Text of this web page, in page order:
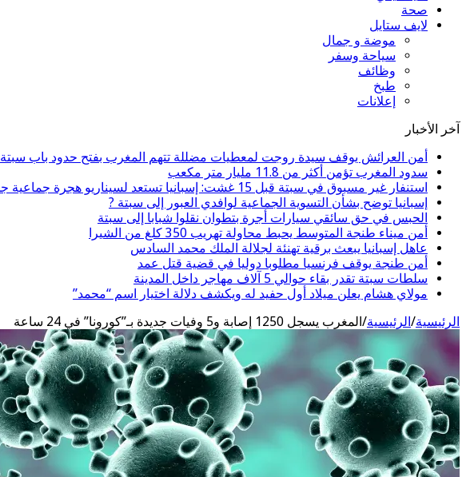
صحة
لايف ستايل
موضة و جمال
سياحة وسفر
وظائف
طبخ
إعلانات
آخر الأخبار
أمن العرائش يوقف سيدة روجت لمعطيات مضللة تتهم المغرب بفتح حدود باب سبتة
سدود المغرب تؤمن أكثر من 11.8 مليار متر مكعب
استنفار غير مسبوق في سبتة قبل 15 غشت: إسبانيا تستعد لسيناريو هجرة جماعية جديد
إسبانيا توضح بشأن التسوية الجماعية لوافدي العبور إلى سبتة ?
الحبس في حق سائقي سيارات أجرة بتطوان نقلوا شبابا إلى سبتة
أمن ميناء طنجة المتوسط يحبط محاولة تهريب 350 كلغ من الشيرا
عاهل إسبانيا يبعث برقية تهنئة لجلالة الملك محمد السادس
أمن طنجة يوقف فرنسيا مطلوبا دوليا في قضية قتل عمد
سلطات سبتة تقدر بقاء حوالي 5 آلاف مهاجر داخل المدينة
مولاي هشام يعلن ميلاد أول حفيد له ويكشف دلالة اختيار اسم “محمد”
الرئيسية/الرئيسية/المغرب يسجل 1250 إصابة و5 وفيات جديدة بـ”كورونا” في 24 ساعة‎‎